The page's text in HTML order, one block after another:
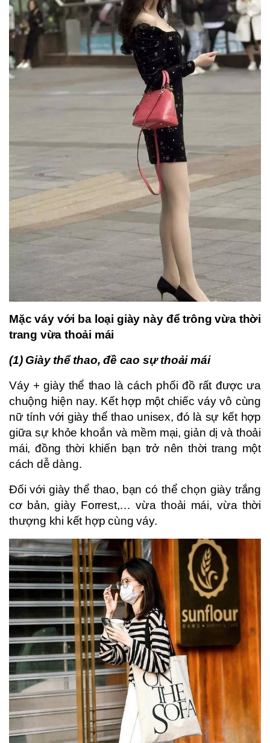
Mặc váy với ba loại giày này để trông vừa thời
trang vừa thoải mái
(1) Giày thể thao, đề cao sự thoải mái
Váy + giày thể thao là cách phối đồ rất được ưa
chuộng hiện nay. Kết hợp một chiếc váy vô cùng
nữ tính với giày thể thao unisex, đó là sự kết hợp
giữa sự khỏe khoắn và mềm mại, giản dị và thoải
mái, đồng thời khiến bạn trở nên thời trang một
cách dễ dàng.
Đối với giày thể thao, bạn có thể chọn giày trắng
cơ bản, giày Forrest,… vừa thoải mái, vừa thời
thượng khi kết hợp cùng váy.